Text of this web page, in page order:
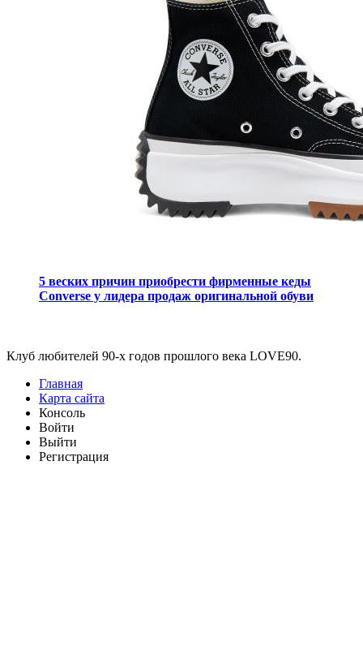
5 веских причин приобрести фирменные кеды
Converse у лидера продаж оригинальной обуви
Клуб любителей 90-х годов прошлого века LOVE90.
Главная
Карта сайта
Консоль
Войти
Выйти
Регистрация